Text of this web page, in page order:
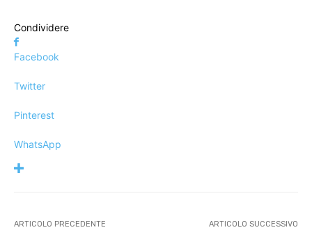
Condividere
Facebook
Twitter
Pinterest
WhatsApp
ARTICOLO PRECEDENTE ARTICOLO SUCCESSIVO